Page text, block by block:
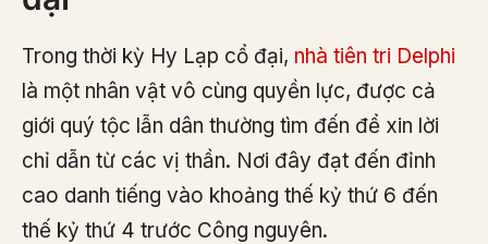
Trong thời kỳ Hy Lạp cổ đại, nhà tiên tri Delphi
là một nhân vật vô cùng quyền lực, được cả
giới quý tộc lẫn dân thường tìm đến để xin lời
chỉ dẫn từ các vị thần. Nơi đây đạt đến đỉnh
cao danh tiếng vào khoảng thế kỷ thứ 6 đến
thế kỷ thứ 4 trước Công nguyên.